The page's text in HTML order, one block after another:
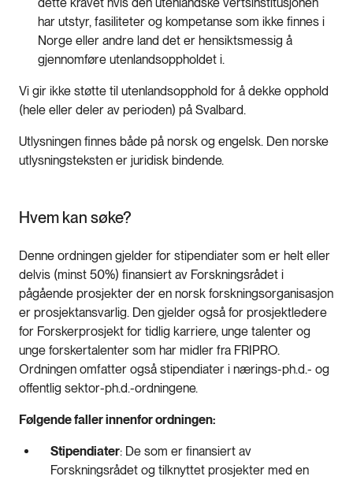
har utstyr, fasiliteter og kompetanse som ikke finnes i
Norge eller andre land det er hensiktsmessig å
gjennomføre utenlandsoppholdet i.
Vi gir ikke støtte til utenlandsopphold for å dekke opphold
(hele eller deler av perioden) på Svalbard.
Utlysningen finnes både på norsk og engelsk. Den norske
utlysningsteksten er juridisk bindende.
Hvem kan søke?
Denne ordningen gjelder for stipendiater som er helt eller
delvis (minst 50%) finansiert av Forskningsrådet i
pågående prosjekter der en norsk forskningsorganisasjon
er prosjektansvarlig. Den gjelder også for prosjektledere
for Forskerprosjekt for tidlig karriere, unge talenter og
unge forskertalenter som har midler fra FRIPRO.
Ordningen omfatter også stipendiater i nærings-ph.d.- og
offentlig sektor-ph.d.-ordningene.
Følgende faller innenfor ordningen:
Stipendiater: De som er finansiert av
Forskningsrådet og tilknyttet prosjekter med en